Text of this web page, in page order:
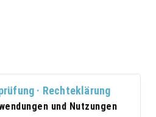
· Rechteklärung
und Nutzungen